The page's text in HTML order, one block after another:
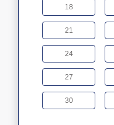
18
21
24
27
30